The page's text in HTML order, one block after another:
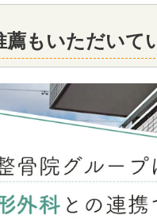
薦もいただいて